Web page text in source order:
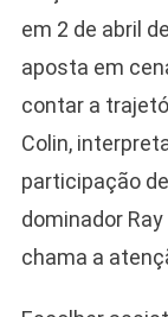
em 2 de abril
aposta em
contar a
Colin,
participação
dominador
chama a